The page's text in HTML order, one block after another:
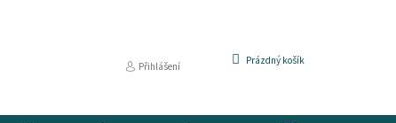
Přihlášení
NÁKUPNÍ
Prázdný košík